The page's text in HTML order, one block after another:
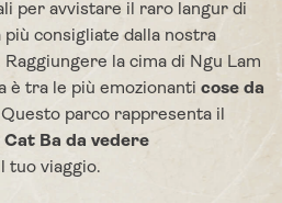
per avvistare il raro langur di
consigliate dalla nostra
Raggiungere la cima di Ngu Lam
è tra le più emozionanti cose da
Questo parco rappresenta il
Cat Ba da vedere
tuo viaggio.